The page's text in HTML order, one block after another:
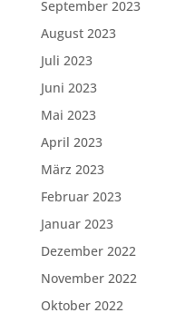
September 2023
August 2023
Juli 2023
Juni 2023
Mai 2023
April 2023
März 2023
Februar 2023
Januar 2023
Dezember 2022
November 2022
Oktober 2022